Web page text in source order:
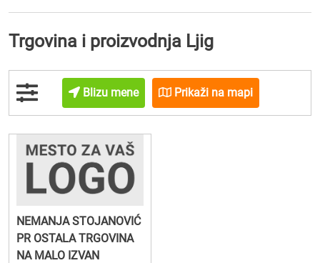
Trgovina i proizvodnja Ljig
Blizu mene Prikaži na mapi
NEMANJA STOJANOVIĆ
PR OSTALA TRGOVINA
NA MALO IZVAN